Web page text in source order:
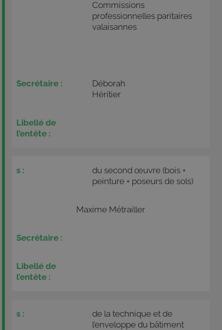
Commissions
professionnelles paritaires
valaisannes
Déborah
Héritier
du second œuvre (bois +
peinture + poseurs de sols)
Maxime Métrailler
de la technique et de
l’enveloppe du bâtiment